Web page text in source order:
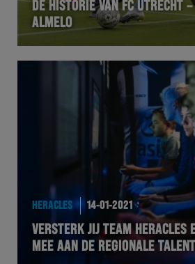
DE HISTORIE VAN FC UTRECHT
ALMELO
HERACLES 14-01-2021
VERSTERK JIJ TEAM HERACLES
MEE AAN DE REGIONALE